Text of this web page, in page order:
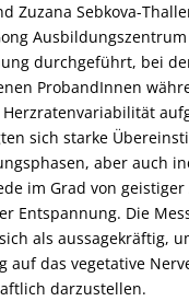
Zuzana Sebkova-
durchgeführt, bei
ProbandInnen
Herzratenvariabilität
sich starke
aber auch
im Grad von
Entspannung. Die
als aussagekräftig,
auf das vegetative
darzustellen.